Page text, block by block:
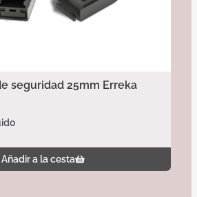
seguridad 25mm Erreka
Añadir a la cesta